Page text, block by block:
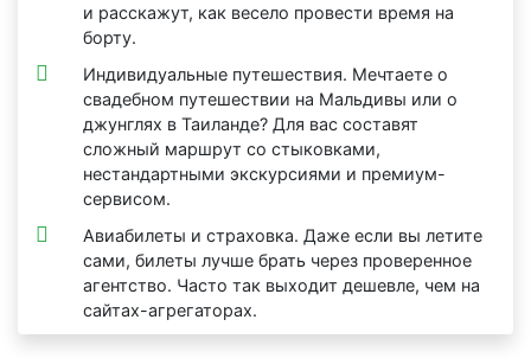
и расскажут, как весело провести время на
борту.
Индивидуальные путешествия. Мечтаете о
свадебном путешествии на Мальдивы или о
джунглях в Таиланде? Для вас составят
сложный маршрут со стыковками,
нестандартными экскурсиями и премиум-
сервисом.
Авиабилеты и страховка. Даже если вы летите
сами, билеты лучше брать через проверенное
агентство. Часто так выходит дешевле, чем на
сайтах-агрегаторах.